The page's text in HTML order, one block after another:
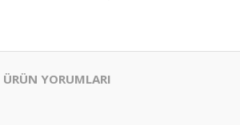
ÜRÜN YORUMLARI